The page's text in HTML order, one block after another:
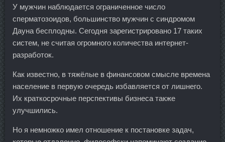
У мужчин наблюдается ограниченное число
сперматозоидов, большинство мужчин с синдромом
Дауна бесплодны. Сегодня зарегистрировано 17 таких
систем, не считая огромного количества интернет-
разработок.
Как известно, в тяжёлые в финансовом смысле времена
население в первую очередь избавляется от лишнего.
Их краткосрочные перспективы бизнеса также
улучшились.
Но я немножко имел отношение к постановке задач,